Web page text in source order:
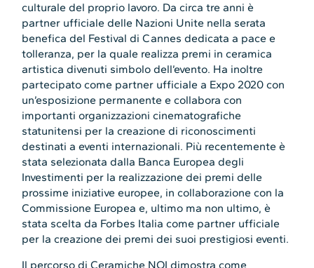
culturale del proprio lavoro. Da circa tre anni è
partner ufficiale delle Nazioni Unite nella serata
benefica del Festival di Cannes dedicata a pace e
tolleranza, per la quale realizza premi in ceramica
artistica divenuti simbolo dell’evento. Ha inoltre
partecipato come partner ufficiale a Expo 2020 con
un’esposizione permanente e collabora con
importanti organizzazioni cinematografiche
statunitensi per la creazione di riconoscimenti
destinati a eventi internazionali. Più recentemente è
stata selezionata dalla Banca Europea degli
Investimenti per la realizzazione dei premi delle
prossime iniziative europee, in collaborazione con la
Commissione Europea e, ultimo ma non ultimo, è
stata scelta da Forbes Italia come partner ufficiale
per la creazione dei premi dei suoi prestigiosi eventi.
Il percorso di Ceramiche NOI dimostra come